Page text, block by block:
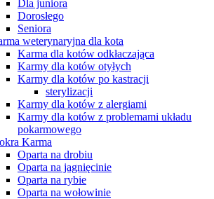
Dla juniora
Dorosłego
Seniora
weterynaryjna dla kota
Karma dla kotów odkłaczająca
Karmy dla kotów otyłych
Karmy dla kotów po kastracji
sterylizacji
Karmy dla kotów z alergiami
Karmy dla kotów z problemami układu
pokarmowego
Karma
Oparta na drobiu
Oparta na jagnięcinie
Oparta na rybie
Oparta na wołowinie